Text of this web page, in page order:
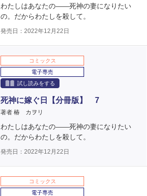
わたしはあなたの――死神の妻になりたい
の。だからわたしを殺して。
発売日：2022年12月22日
コミックス
電子専売
試し読みをする
死神に嫁ぐ日【分冊版】 7
著者 椿 カヲリ
わたしはあなたの――死神の妻になりたい
の。だからわたしを殺して。
発売日：2022年12月22日
コミックス
電子専売